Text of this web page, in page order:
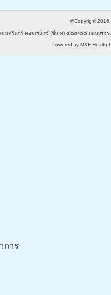
การ
@Copyright 2016
มนครินทร์ คอมเพล็กซ์ (ชั้น ๓) ๔๘๘/๘๘ ถนนเพช
Powered by M&E Health